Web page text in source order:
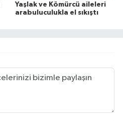
Yaşlak ve Kömürcü aileleri
arabuluculukla el sıkıştı